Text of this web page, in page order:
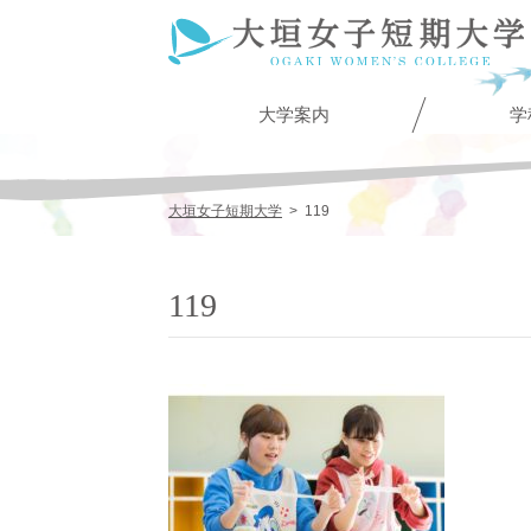
大学案内 学
大垣女子短期大学 > 119
119